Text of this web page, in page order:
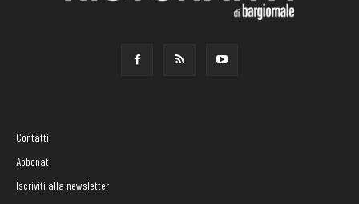
Contatti
Abbonati
Iscriviti alla newsletter